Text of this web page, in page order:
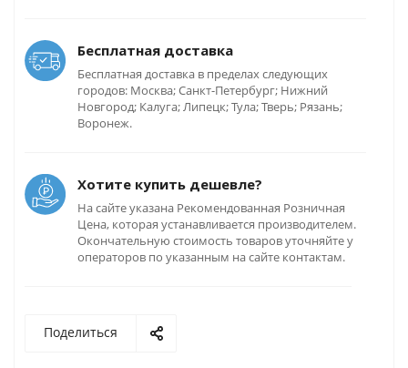
Бесплатная доставка
Бесплатная доставка в пределах следующих
городов: Москва; Санкт-Петербург; Нижний
Новгород; Калуга; Липецк; Тула; Тверь; Рязань;
Воронеж.
Хотите купить дешевле?
На сайте указана Рекомендованная Розничная
Цена, которая устанавливается производителем.
Окончательную стоимость товаров уточняйте у
операторов по указанным на сайте контактам.
Поделиться